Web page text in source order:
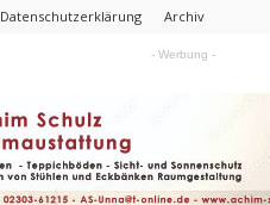
Datenschutzerklärung Archiv
- Werbung -